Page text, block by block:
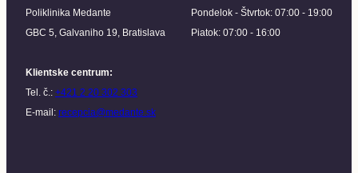
Poliklinika Medante
GBC 5, Galvaniho 19, Bratislava
Pondelok - Štvrtok: 07:00 - 19:00
Piatok: 07:00 - 16:00
Klientske centrum:
Tel. č.: +421 2 20 302 303
E-mail: recepcia@medante.sk